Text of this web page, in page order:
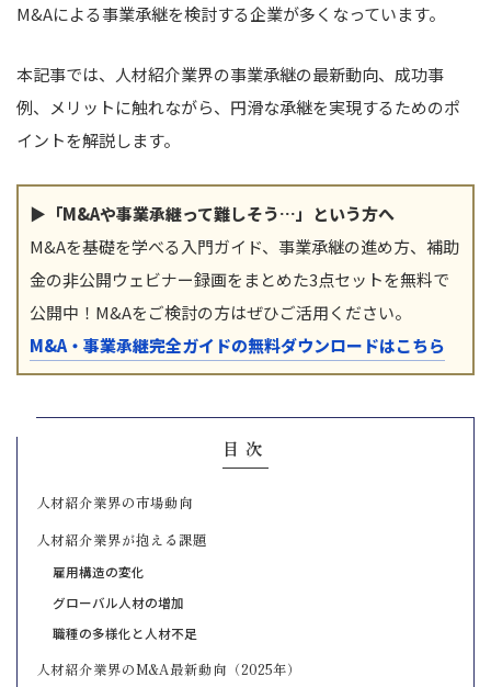
M&Aによる事業承継を検討する企業が多くなっています。
本記事では、人材紹介業界の事業承継の最新動向、成功事
例、メリットに触れながら、円滑な承継を実現するためのポ
イントを解説します。
▶「M&Aや事業承継って難しそう…」という方へ
M&Aを基礎を学べる入門ガイド、事業承継の進め方、補助
金の非公開ウェビナー録画をまとめた3点セットを無料で
公開中！M&Aをご検討の方はぜひご活用ください。
M&A・事業承継完全ガイドの無料ダウンロードはこちら
目次
人材紹介業界の市場動向
人材紹介業界が抱える課題
雇用構造の変化
グローバル人材の増加
職種の多様化と人材不足
人材紹介業界のM&A最新動向（2025年）